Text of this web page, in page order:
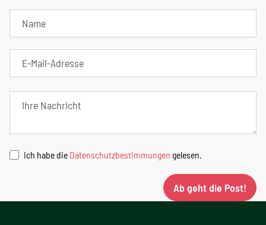
Ich habe die Datenschutzbestimmungen gelesen.
Ab geht die Post!